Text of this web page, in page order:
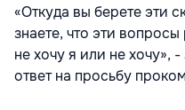
«Откуда вы берете эти
знаете, что эти
не хочу я или не хочу»,
ответ на просьбу